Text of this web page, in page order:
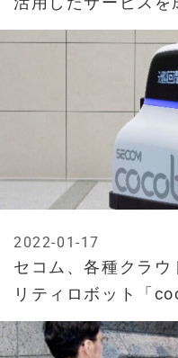
セコム、各種クラウ
リティロボット「
2022-01-17